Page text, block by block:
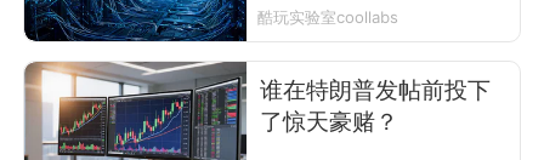
酷玩实验室coollabs
谁在特朗普发帖前投下
了惊天豪赌？